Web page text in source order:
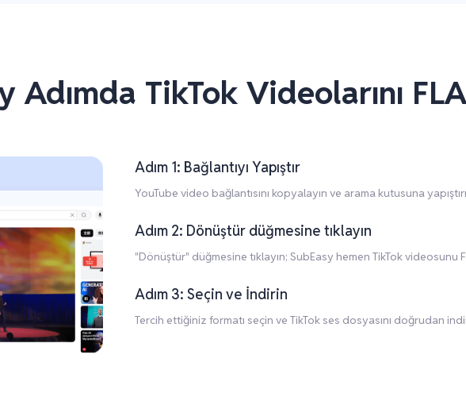
Adımda TikTok Videolarını
Adım 1: Bağlantıyı Yapıştır
YouTube video bağlantısını kopyalayın ve arama kutusuna
Adım 2: Dönüştür düğmesine tıklayın
"Dönüştür" düğmesine tıklayın; SubEasy hemen TikTok videosunu
Adım 3: Seçin ve İndirin
Tercih ettiğiniz formatı seçin ve TikTok ses dosyasını doğrudan